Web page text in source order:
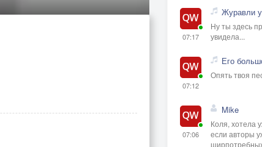
07:17
Журавли
Ну ты здесь
увидела...
07:12
Его
Опять твоя
07:06
Mike
Коля, хотела
если авторы